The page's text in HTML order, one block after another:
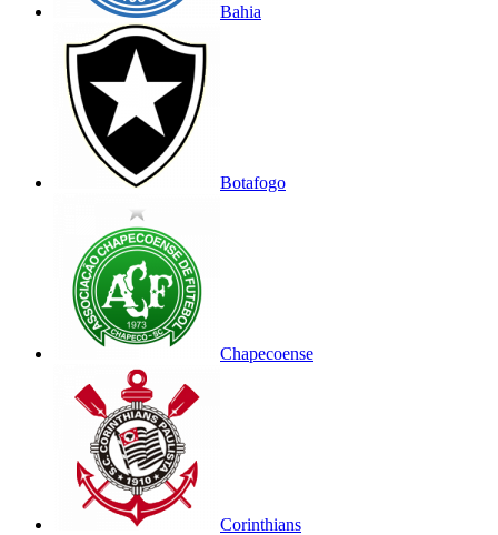
Bahia
Botafogo
Chapecoense
Corinthians